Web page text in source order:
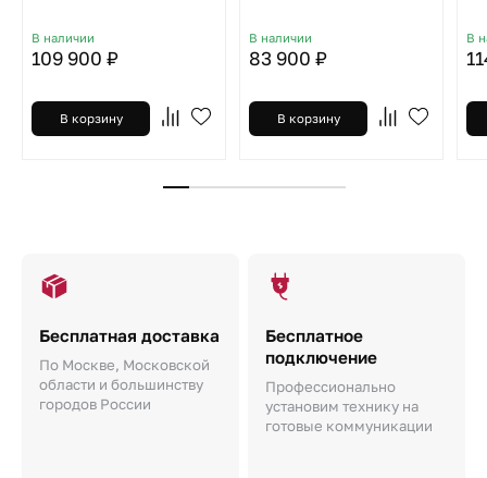
В наличии
109 900 ₽
В корзину
В наличии
83 900 ₽
В корзину
В
Бесплатная доставка
По Москве, Московской
области и большинству
городов России
Бесплатное
подключение
Профессионально
установим технику на
готовые коммуникации